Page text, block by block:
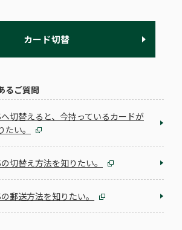
カード切替
るご質問
へ切替えると、今持っているカードが
い。
切替え方法を知りたい。
郵送方法を知りたい。